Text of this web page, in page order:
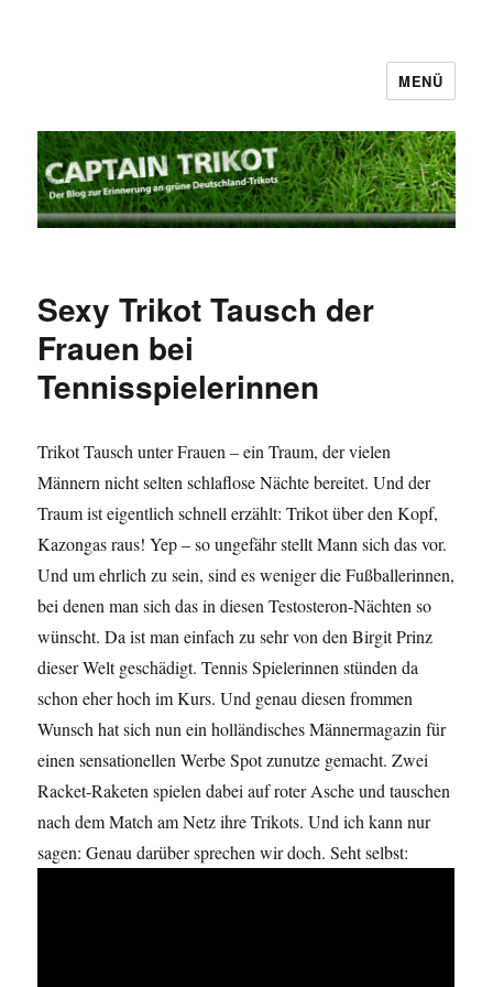
MENÜ
Sexy Trikot Tausch der
Frauen bei
Tennisspielerinnen
Trikot Tausch unter Frauen – ein Traum, der vielen
Männern nicht selten schlaflose Nächte bereitet. Und der
Traum ist eigentlich schnell erzählt: Trikot über den Kopf,
Kazongas raus! Yep – so ungefähr stellt Mann sich das vor.
Und um ehrlich zu sein, sind es weniger die Fußballerinnen,
bei denen man sich das in diesen Testosteron-Nächten so
wünscht. Da ist man einfach zu sehr von den Birgit Prinz
dieser Welt geschädigt. Tennis Spielerinnen stünden da
schon eher hoch im Kurs. Und genau diesen frommen
Wunsch hat sich nun ein holländisches Männermagazin für
einen sensationellen Werbe Spot zunutze gemacht. Zwei
Racket-Raketen spielen dabei auf roter Asche und tauschen
nach dem Match am Netz ihre Trikots. Und ich kann nur
sagen: Genau darüber sprechen wir doch. Seht selbst: